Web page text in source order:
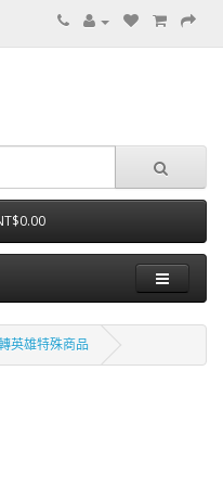
英雄特殊商品